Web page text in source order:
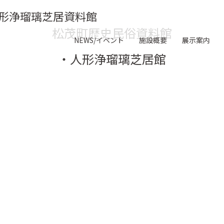
浄瑠璃芝居資料館
NEWS/イベント 施設概要 展示案内
松茂町歴史民俗資料館
・人形浄瑠璃芝居館